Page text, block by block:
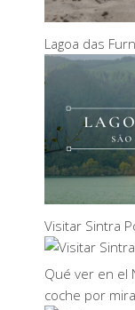
Lagoa das
Visitar Sintra
Qué ver en el
coche por